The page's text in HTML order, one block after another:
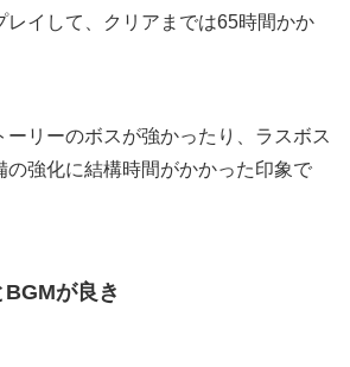
レイして、クリアまでは65時間かか
ーリーのボスが強かったり、ラスボス
の強化に結構時間がかかった印象で
が良き